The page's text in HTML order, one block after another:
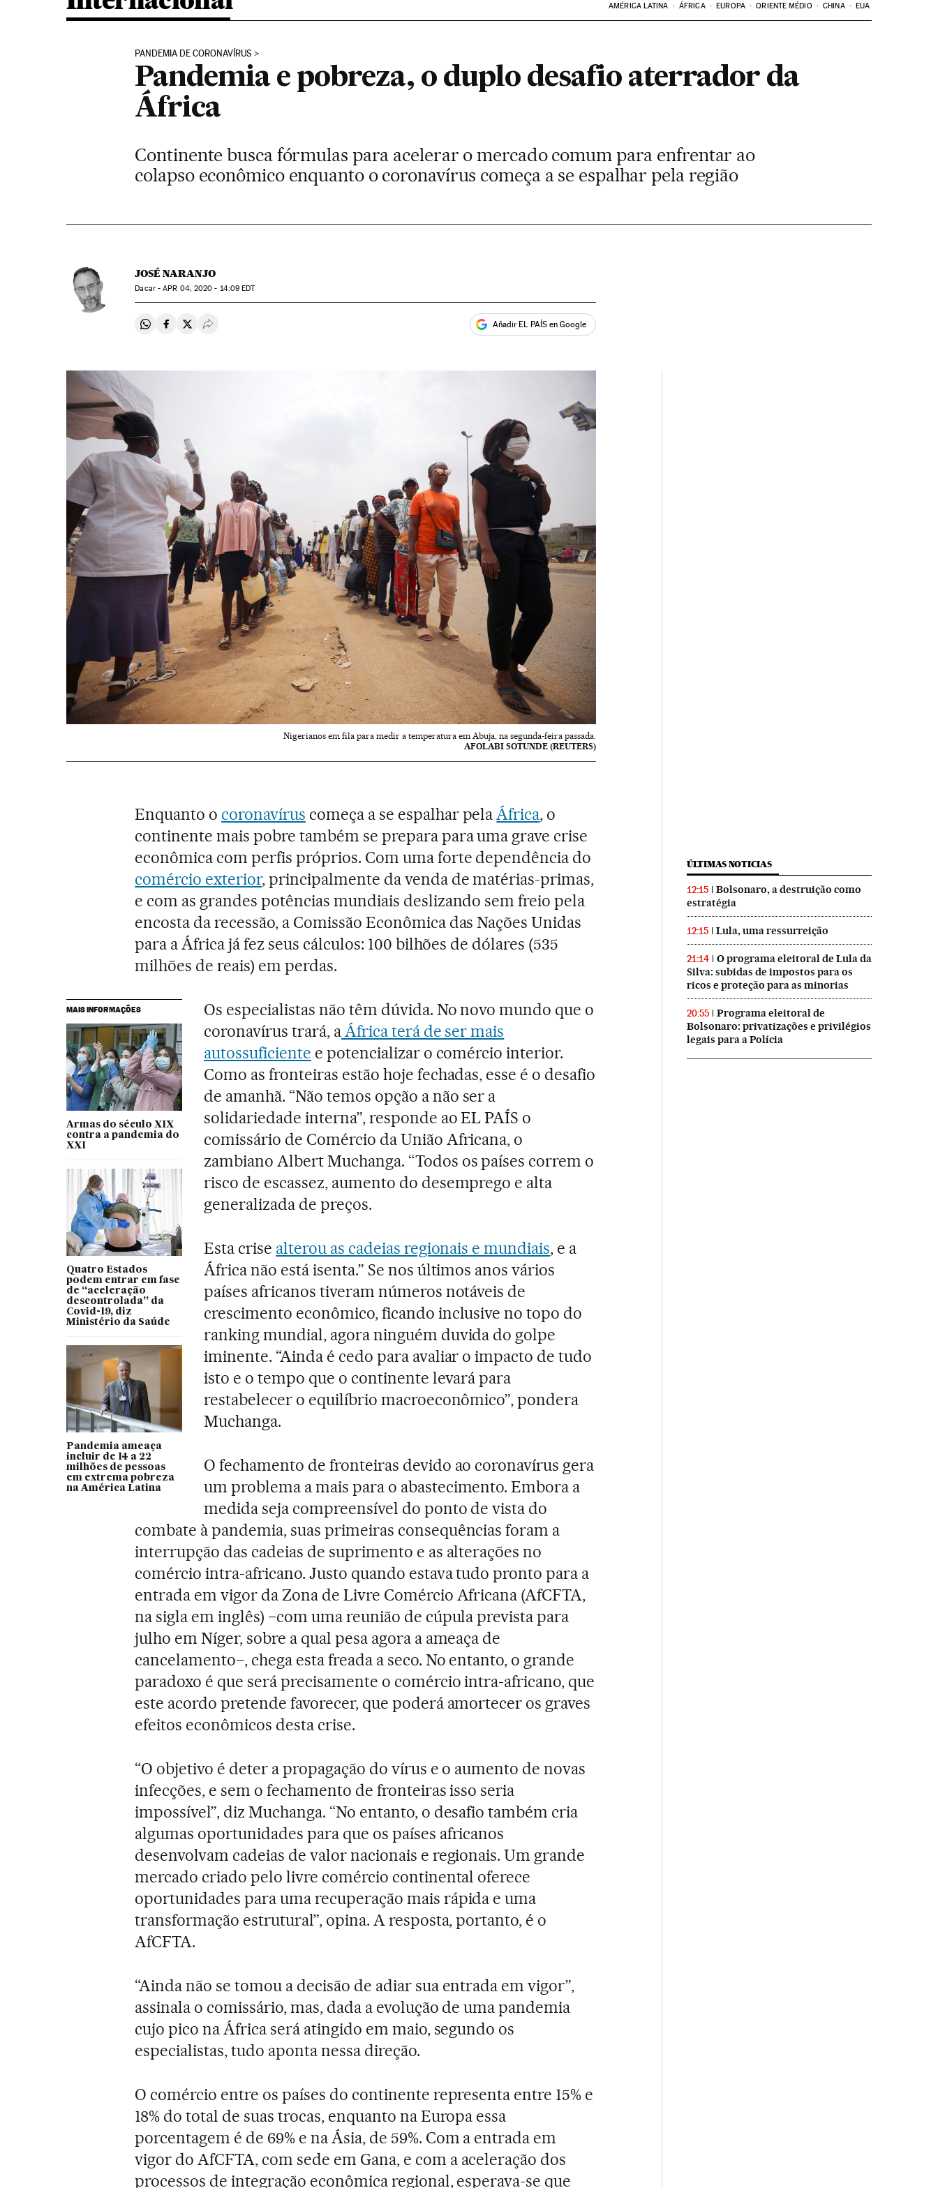
AMÉRICA LATINA ÁFRICA EUROPA ORIENTE MÉDIO CHINA EUA
PANDEMIA DE CORONAVÍRUS
Pandemia e pobreza, o duplo desafio aterrador da
África
Continente busca fórmulas para acelerar o mercado comum para enfrentar ao
colapso econômico enquanto o coronavírus começa a se espalhar pela região
JOSÉ NARANJO
Dacar -APR 04, 2020 - 14:09 EDT
Compartir en Whatsapp
Compartir en Facebook
Compartir en Twitter
Desplegar Redes Sociales Añadir EL PAÍS en Google
Nigerianos em fila para medir a temperatura em Abuja, na segunda-feira passada.
AFOLABI SOTUNDE (REUTERS)
Enquanto o coronavírus começa a se espalhar pelaÁfrica, o
continente mais pobre também se prepara para uma grave crise
econômica com perfis próprios. Com uma forte dependência do
comércio exterior, principalmente da venda de matérias-primas,
e com as grandes potências mundiais deslizando sem freio pela
encosta da recessão, a Comissão Econômica das Nações Unidas
para a África já fez seus cálculos: 100 bilhões de dólares (535
milhões de reais) em perdas.
MAIS INFORMAÇÕES
Armas do século XIX
contra a pandemia do
XXI
Quatro Estados
podem entrar em fase
de “aceleração
descontrolada” da
Covid-19, diz
Ministério da Saúde
Pandemia ameaça
incluir de 14 a 22
milhões de pessoas
em extrema pobreza
na América Latina
Os especialistas não têm dúvida. No novo mundo que o
coronavírus trará, aÁfrica terá de ser mais
autossuficiente e potencializar o comércio interior.
Como as fronteiras estão hoje fechadas, esse é o desafio
de amanhã. “Não temos opção a não ser a
solidariedade interna”, responde ao EL PAÍS o
comissário de Comércio da União Africana, o
zambiano Albert Muchanga. “Todos os países correm o
risco de escassez, aumento do desemprego e alta
generalizada de preços.
Esta crise alterou as cadeias regionais e mundiais, e a
África não está isenta.” Se nos últimos anos vários
países africanos tiveram números notáveis de
crescimento econômico, ficando inclusive no topo do
ranking mundial, agora ninguém duvida do golpe
iminente. “Ainda é cedo para avaliar o impacto de tudo
isto e o tempo que o continente levará para
restabelecer o equilíbrio macroeconômico”, pondera
Muchanga.
O fechamento de fronteiras devido ao coronavírus gera
um problema a mais para o abastecimento. Embora a
medida seja compreensível do ponto de vista do
combate à pandemia, suas primeiras consequências foram a
interrupção das cadeias de suprimento e as alterações no
comércio intra-africano. Justo quando estava tudo pronto para a
entrada em vigor da Zona de Livre Comércio Africana (AfCFTA,
na sigla em inglês) −com uma reunião de cúpula prevista para
julho em Níger, sobre a qual pesa agora a ameaça de
cancelamento−, chega esta freada a seco. No entanto, o grande
paradoxo é que será precisamente o comércio intra-africano, que
este acordo pretende favorecer, que poderá amortecer os graves
efeitos econômicos desta crise.
“O objetivo é deter a propagação do vírus e o aumento de novas
infecções, e sem o fechamento de fronteiras isso seria
impossível”, diz Muchanga. “No entanto, o desafio também cria
algumas oportunidades para que os países africanos
desenvolvam cadeias de valor nacionais e regionais. Um grande
mercado criado pelo livre comércio continental oferece
oportunidades para uma recuperação mais rápida e uma
transformação estrutural”, opina. A resposta, portanto, é o
AfCFTA.
“Ainda não se tomou a decisão de adiar sua entrada em vigor”,
assinala o comissário, mas, dada a evolução de uma pandemia
cujo pico na África será atingido em maio, segundo os
especialistas, tudo aponta nessa direção.
O comércio entre os países do continente representa entre 15% e
18% do total de suas trocas, enquanto na Europa essa
porcentagem é de 69% e na Ásia, de 59%. Com a entrada em
vigor do AfCFTA, com sede em Gana, e com a aceleração dos
processos de integração econômica regional, esperava-se que
ÚLTIMAS NOTICIAS
12:15
Bolsonaro, a destruição como
estratégia
12:15 Lula, uma ressurreição
21:14
O programa eleitoral de Lula da
Silva: subidas de impostos para os
ricos e proteção para as minorias
20:55
Programa eleitoral de
Bolsonaro: privatizações e privilégios
legais para a Polícia